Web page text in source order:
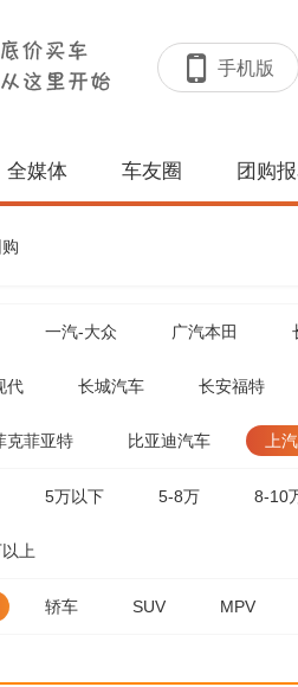
手机版
全媒体 车友圈 团购
一汽-大众 广汽本田
代 长城汽车 长安福特
克菲亚特 比亚迪汽车 上
5万以下 5-8万 8-10
上
轿车 SUV MPV